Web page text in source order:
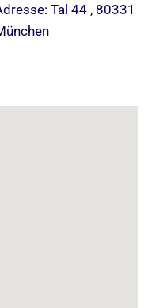
Tal 44 , 80331